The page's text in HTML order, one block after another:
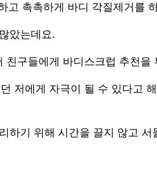
고 촉촉하게 바디 각질제거를
았는데요.
구들에게 바디스크럽 추천을
저에게 자극이 될 수 있다고
하기 위해 시간을 끌지 않고 서